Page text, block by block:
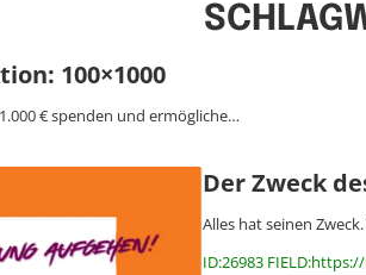
100×1000
€ spenden und ermögliche…
Der Zweck
Alles hat seinen
ID:26983